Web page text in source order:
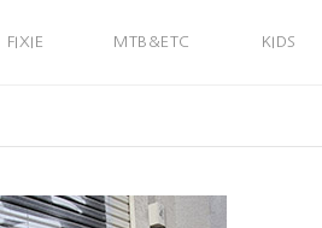
FIXIE MTB&ETC KIDS